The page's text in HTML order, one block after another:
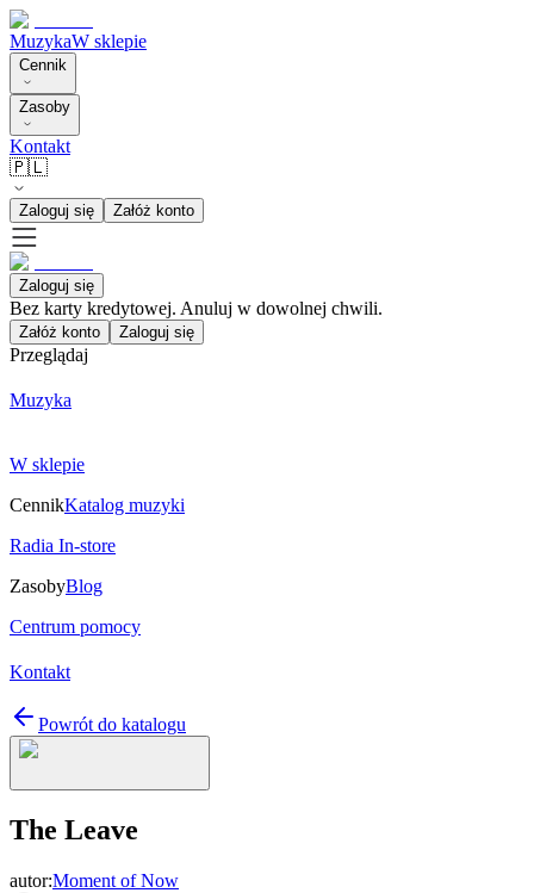
MuzykaW sklepie
Cennik
Zasoby
Kontakt
🇵🇱
Zaloguj się Załóż konto
Zaloguj się
Bez karty kredytowej. Anuluj w dowolnej chwili.
Załóż konto Zaloguj się
Przeglądaj
Muzyka
W sklepie
CennikKatalog muzyki
Radia In-store
ZasobyBlog
Centrum pomocy
Kontakt
Powrót do katalogu
The Leave
autor:Moment of Now